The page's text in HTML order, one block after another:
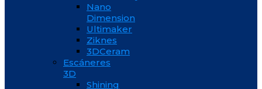
Nano
Dimension
Ultimaker
Ziknes
3DCeram
Escáneres
3D
Shining